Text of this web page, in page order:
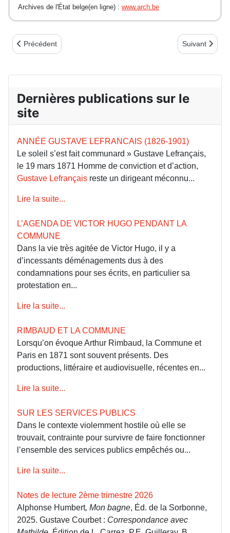
Archives de l'État belge(en ligne) : www.arch.be
Article précédent : Commune 1871 : éphéméride 5 mai -
Précédent Article
Suivant
Dernières publications sur le
site
ANNÉE GUSTAVE LEFRANCAIS (1826-1901)
Le soleil s’est fait communard » Gustave Lefrançais,
le 19 mars 1871 Homme de conviction et d’action,
Gustave Lefrançais reste un dirigeant méconnu...
Lire la suite...
L’AGENDA DE VICTOR HUGO PENDANT LA
COMMUNE
Dans la vie très agitée de Victor Hugo, il y a
d’incessants déménagements dus à des
condamnations pour ses écrits, en particulier sa
protestation en...
Lire la suite...
RIMBAUD ET LA COMMUNE
Lorsqu’on évoque Arthur Rimbaud, la Commune et
Paris en 1871 sont souvent présents. Des
productions, littéraire et audiovisuelle, récentes en...
Lire la suite...
SUR LES SERVICES PUBLICS
Dans le contexte violemment hostile où elle se
trouvait, contrainte pour survivre de faire fonctionner
l’ensemble des services publics empêchés ou...
Lire la suite...
Notes de lecture 2ème trimestre 2026
Alphonse Humbert, Mon bagne, Éd. de la Sorbonne,
2025. Gustave Courbet : Correspondance avec